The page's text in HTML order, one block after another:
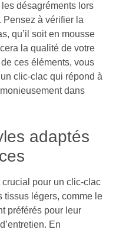
désagréments lors
à vérifier la
qu’il soit en mousse
la qualité de votre
ces éléments, vous
clic-clac qui répond à
dans
adaptés
crucial pour un clic-clac
tissus légers, comme le
préférés pour leur
En